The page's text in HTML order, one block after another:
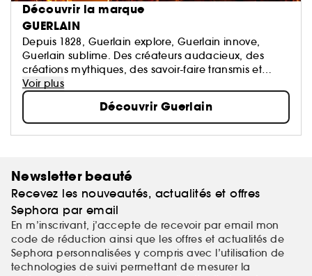
Découvrir la marque
GUERLAIN
Depuis 1828, Guerlain explore, Guerlain innove,
Guerlain sublime. Des créateurs audacieux, des
créations mythiques, des savoir-faire transmis et
perpétués. La Culture du Beau en signature.
Voir plus
Découvrir Guerlain
Newsletter beauté
Recevez les nouveautés, actualités et offres
Sephora par email
En m’inscrivant, j’accepte de recevoir par email mon
code de réduction ainsi que les offres et actualités de
Sephora personnalisées y compris avec l’utilisation de
technologies de suivi permettant de mesurer la